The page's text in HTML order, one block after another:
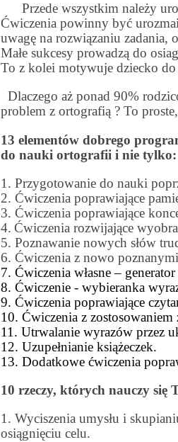
Przede wszystkim należy
Ćwiczenia powinny być
uwagę na rozwiązaniu zadania,
Małe sukcesy prowadzą do
To z kolei motywuje dziecko
Dlaczego aż ponad 90%
problem z ortografią ? To
13 elementów dobrego
do nauki ortografii i nie tylko:
1. Przygotowanie do nauki
2. Ćwiczenia poprawiające
3. Ćwiczenia poprawiające
4. Ćwiczenia rozwijające
5. Poznawanie nowych słów
6. Ćwiczenia z nowo
7. Ćwiczenia własne –
8. Ćwiczenie - wybieranka
9. Ćwiczenia poprawiające
10. Ćwiczenia z
11. Utrwalanie wyrazów przez
12. Uzupełnianie książeczek.
13. Dodatkowe ćwiczenia
10 rzeczy, których nauczy się
1. Wyciszenia umysłu i
osiągnięciu celu.